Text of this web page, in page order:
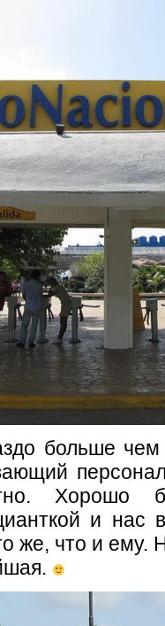
больше
Хорошо
и нас
же, что и ему.